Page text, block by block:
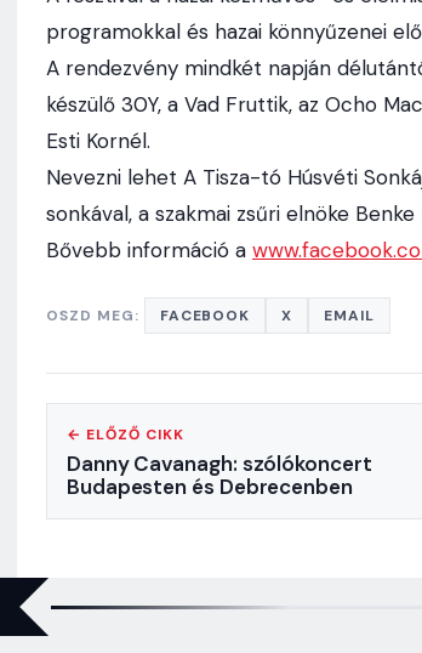
programokkal és hazai könnyűzenei
A rendezvény mindkét napján
készülő 30Y, a Vad Fruttik, az Ocho
Esti Kornél.
Nevezni lehet A Tisza-tó Húsvéti
sonkával, a szakmai zsűri elnöke
Bővebb információ a
OSZD MEG: FACEBOOK X EMAIL
← ELŐZŐ CIKK
Danny Cavanagh: szólókoncert
Budapesten és Debrecenben